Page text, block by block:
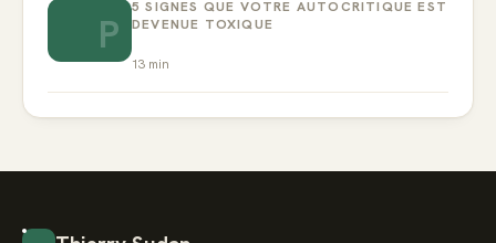
P
5 SIGNES QUE VOTRE AUTOCRITIQUE EST
DEVENUE TOXIQUE
13 min